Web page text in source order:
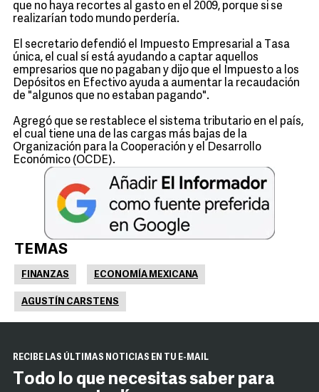
que no haya recortes al gasto en el 2009, porque si se
realizarían todo mundo perdería.
El secretario defendió el Impuesto Empresarial a Tasa
única, el cual sí está ayudando a captar aquellos
empresarios que no pagaban y dijo que el Impuesto a los
Depósitos en Efectivo ayuda a aumentar la recaudación
de "algunos que no estaban pagando".
Agregó que se restablece el sistema tributario en el país,
el cual tiene una de las cargas más bajas de la
Organización para la Cooperación y el Desarrollo
Económico (OCDE).
TEMAS
FINANZAS ECONOMÍA MEXICANA
AGUSTÍN CARSTENS
RECIBE LAS ÚLTIMAS NOTICIAS EN TU E-MAIL
Todo lo que necesitas saber para